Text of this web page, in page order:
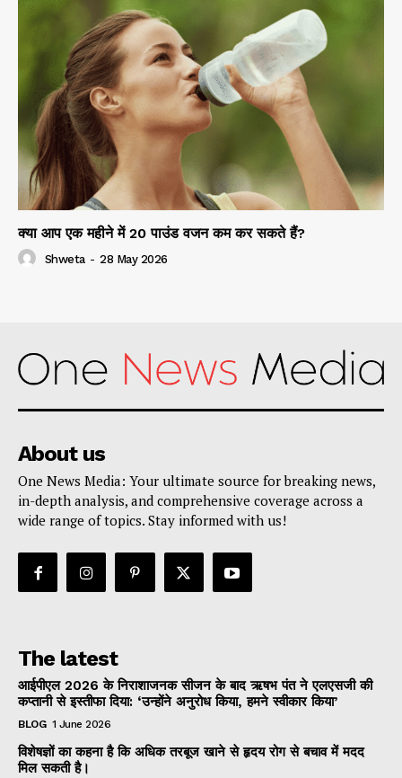
क्या आप एक महीने में 20 पाउंड वजन कम कर सकते हैं?
Shweta - 28 May 2026
About us
One News Media: Your ultimate source for breaking news,
in-depth analysis, and comprehensive coverage across a
wide range of topics. Stay informed with us!
The latest
आईपीएल 2026 के निराशाजनक सीजन के बाद ऋषभ पंत ने एलएसजी की
कप्तानी से इस्तीफा दिया: ‘उन्होंने अनुरोध किया, हमने स्वीकार किया’
BLOG 1 June 2026
विशेषज्ञों का कहना है कि अधिक तरबूज खाने से हृदय रोग से बचाव में मदद
मिल सकती है।